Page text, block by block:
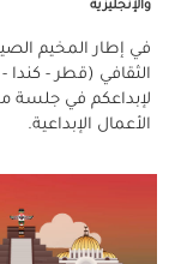
والإنجليزية
في إطار المخيم
لإبداعكم في جلسة
الأعمال الإبداعية.